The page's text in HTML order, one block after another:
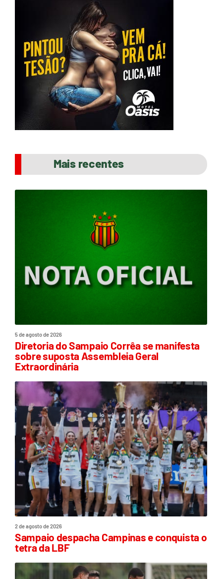
Mais recentes
5 de agosto de 2026
Diretoria do Sampaio Corrêa se manifesta
sobre suposta Assembleia Geral
Extraordinária
2 de agosto de 2026
Sampaio despacha Campinas e conquista o
tetra da LBF